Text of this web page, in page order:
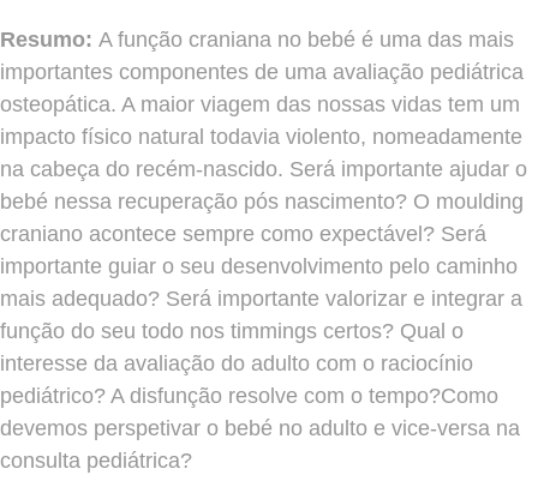
Resumo: A função craniana no bebé é uma das mais
importantes componentes de uma avaliação pediátrica
osteopática. A maior viagem das nossas vidas tem um
impacto físico natural todavia violento, nomeadamente
na cabeça do recém-nascido. Será importante ajudar o
bebé nessa recuperação pós nascimento? O moulding
craniano acontece sempre como expectável? Será
importante guiar o seu desenvolvimento pelo caminho
mais adequado? Será importante valorizar e integrar a
função do seu todo nos timmings certos? Qual o
interesse da avaliação do adulto com o raciocínio
pediátrico? A disfunção resolve com o tempo?Como
devemos perspetivar o bebé no adulto e vice-versa na
consulta pediátrica?